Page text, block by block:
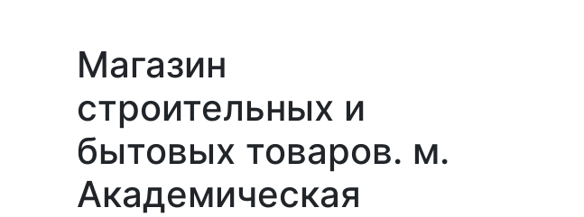
Магазин
строительных и
бытовых товаров. м.
Академическая